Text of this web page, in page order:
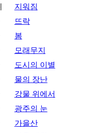
지워짐
뜨락
봄
모래무지
도시의 이별
물의 장난
강물 위에서
광주의 눈
가을산